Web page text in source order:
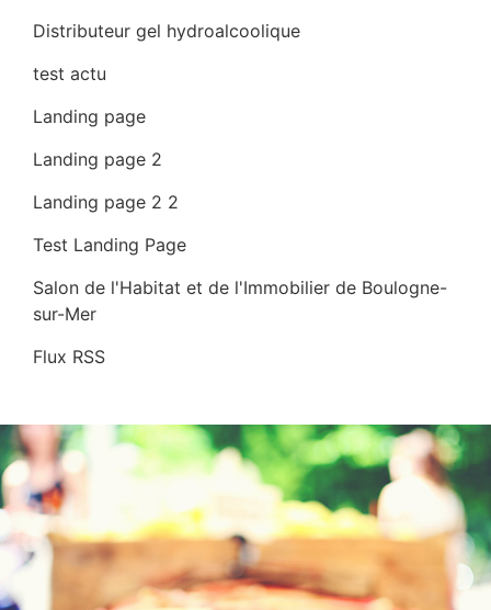
Distributeur gel hydroalcoolique
test actu
Landing page
Landing page 2
Landing page 2 2
Test Landing Page
Salon de l'Habitat et de l'Immobilier de Boulogne-
sur-Mer
Flux RSS
EN SAVOIR PLUS